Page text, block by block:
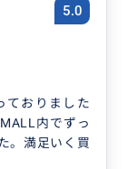
5.0
ておりました
内でずっ
。満足いく買